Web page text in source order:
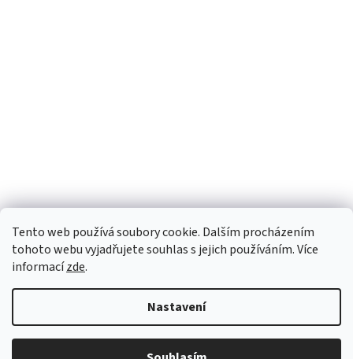
Tento web používá soubory cookie. Dalším procházením
tohoto webu vyjadřujete souhlas s jejich používáním. Více
informacízde.
Nastavení
Vytvořil Shoptet